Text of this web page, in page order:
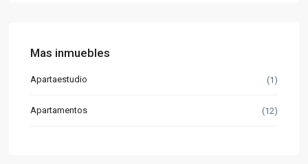
Mas inmuebles
Apartaestudio (1)
Apartamentos (12)